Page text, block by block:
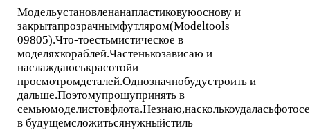
Модельустановленанапластиковуюоснову и
закрытапрозрачнымфутляром(Modeltools
09805).Что-тоестьмистическое в
моделяхкораблей.Частенькозависаю и
наслаждаюськрасотойи
просмотромдеталей.Однозначнобудустроить и
дальше.Поэтомупрошупринять в
в будущемсложитьсянужныйстиль